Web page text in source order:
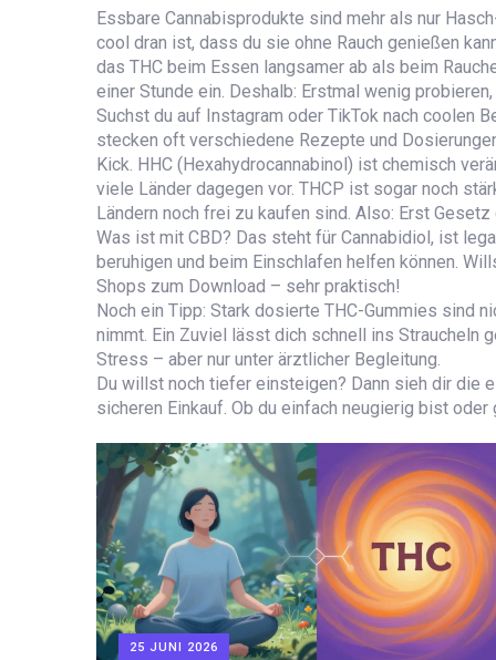
Essbare Cannabisprodukte sind mehr als nur
cool dran ist, dass du sie ohne Rauch genießen
das THC beim Essen langsamer ab als beim
einer Stunde ein. Deshalb: Erstmal wenig probieren,
Suchst du auf Instagram oder TikTok nach coolen
stecken oft verschiedene Rezepte und
Kick. HHC (Hexahydrocannabinol) ist chemisch
viele Länder dagegen vor. THCP ist sogar noch
Ländern noch frei zu kaufen sind. Also: Erst Gesetz
Was ist mit CBD? Das steht für Cannabidiol, ist
beruhigen und beim Einschlafen helfen können.
Shops zum Download – sehr praktisch!
Noch ein Tipp: Stark dosierte THC-Gummies sind
nimmt. Ein Zuviel lässt dich schnell ins Straucheln
Stress – aber nur unter ärztlicher Begleitung.
Du willst noch tiefer einsteigen? Dann sieh dir die
sicheren Einkauf. Ob du einfach neugierig bist
25 JUNI 2026